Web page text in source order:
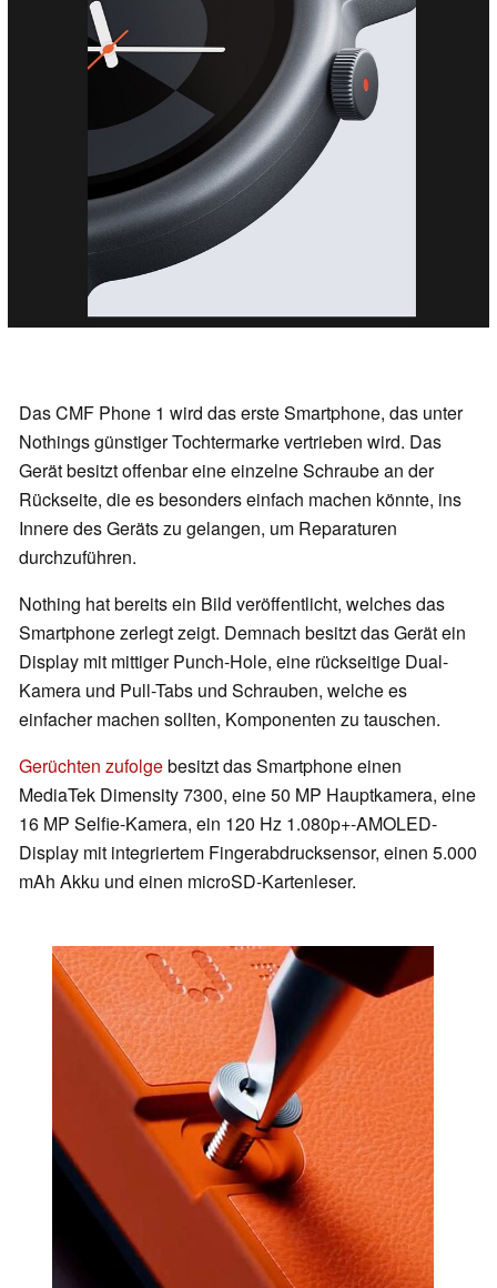
Das CMF Phone 1 wird das erste Smartphone, das unter
Nothings günstiger Tochtermarke vertrieben wird. Das
Gerät besitzt offenbar eine einzelne Schraube an der
Rückseite, die es besonders einfach machen könnte, ins
Innere des Geräts zu gelangen, um Reparaturen
durchzuführen.
Nothing hat bereits ein Bild veröffentlicht, welches das
Smartphone zerlegt zeigt. Demnach besitzt das Gerät ein
Display mit mittiger Punch-Hole, eine rückseitige Dual-
Kamera und Pull-Tabs und Schrauben, welche es
einfacher machen sollten, Komponenten zu tauschen.
Gerüchten zufolgebesitzt das Smartphone einen
MediaTek Dimensity 7300, eine 50 MP Hauptkamera, eine
16 MP Selfie-Kamera, ein 120 Hz 1.080p+-AMOLED-
Display mit integriertem Fingerabdrucksensor, einen 5.000
mAh Akku und einen microSD-Kartenleser.